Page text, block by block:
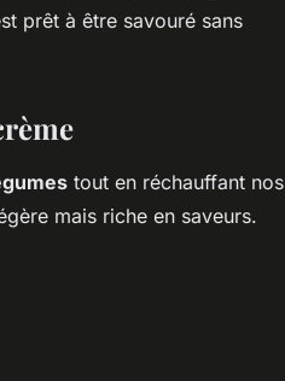
prêt à être savouré sans
tout en réchauffant nos
mais riche en saveurs.